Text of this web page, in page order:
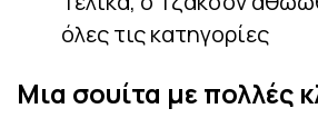
όλες τις κατηγορίες
Μια σουίτα με πολλές